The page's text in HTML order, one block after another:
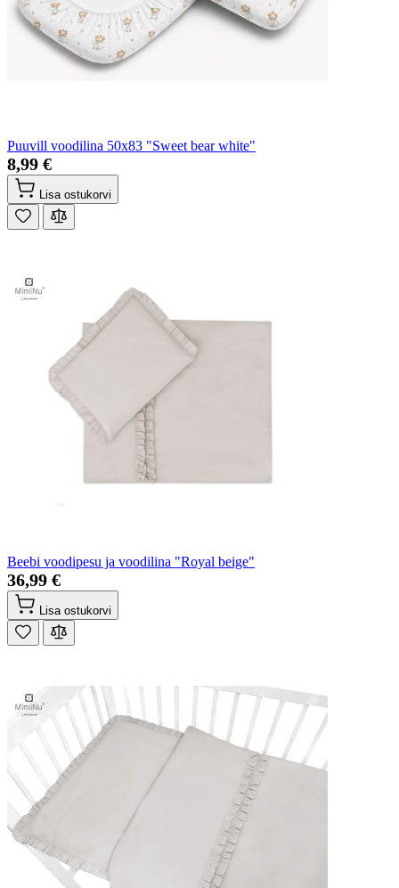
Puuvill voodilina 50x83 "Sweet bear white"
8,99 €
Lisa ostukorvi
Beebi voodipesu ja voodilina "Royal beige"
36,99 €
Lisa ostukorvi